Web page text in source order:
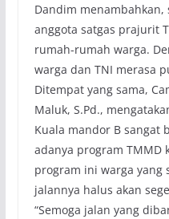
Dandim
anggota satgas prajurit
rumah-rumah warga.
warga dan TNI merasa
Ditempat yang sama,
Maluk, S.Pd.,
Kuala mandor B sangat
adanya program TMMD
program ini warga yang
jalannya halus akan
“Semoga jalan yang